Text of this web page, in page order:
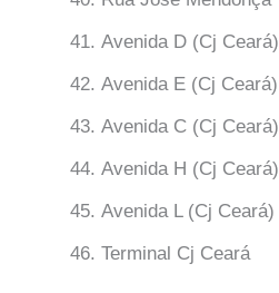
Avenida D (Cj Ceará)
Avenida E (Cj Ceará)
Avenida C (Cj Ceará)
Avenida H (Cj Ceará)
Avenida L (Cj Ceará)
Terminal Cj Ceará